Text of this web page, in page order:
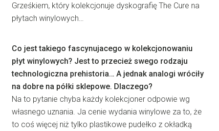
Grześkiem, który kolekcjonuje dyskografię The Cure na
płytach winylowych…
Co jest takiego fascynujacego w kolekcjonowaniu
płyt winylowych? Jest to przecież swego rodzaju
technologiczna prehistoria… A jednak analogi wróciły
na dobre na półki sklepowe. Dlaczego?
Na to pytanie chyba każdy kolekcjoner odpowie wg
własnego uznania. Ja cenie wydania winylowe za to, że
to coś więcej niż tylko plastikowe pudełko z okładką